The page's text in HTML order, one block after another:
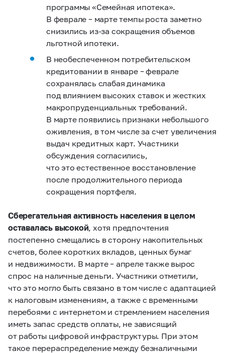
программы «Семейная ипотека».
В феврале – марте темпы роста заметно
снизились из‑за сокращения объемов
льготной ипотеки.
В необеспеченном потребительском
кредитовании в январе – феврале
сохранялась слабая динамика
под влиянием высоких ставок и жестких
макропруденциальных требований.
В марте появились признаки небольшого
оживления, в том числе за счет увеличения
выдач кредитных карт. Участники
обсуждения согласились,
что это естественное восстановление
после продолжительного периода
сокращения портфеля.
Сберегательная активность населения в целом
оставалась высокой , хотя предпочтения
постепенно смещались в сторону накопительных
счетов, более коротких вкладов, ценных бумаг
и недвижимости. В марте – апреле также вырос
спрос на наличные деньги. Участники отметили,
что это могло быть связано в том числе с адаптацией
к налоговым изменениям, а также с временными
перебоями с интернетом и стремлением населения
иметь запас средств оплаты, не зависящий
от работы цифровой инфраструктуры. При этом
такое перераспределение между безналичными